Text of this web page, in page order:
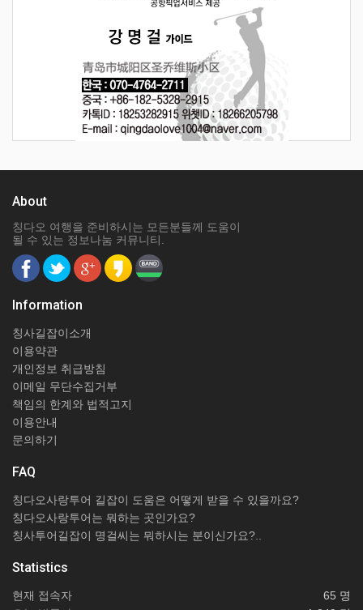
About
칭다오 여행을 준비하시는 모든분들께 도움이
될 수 있는 정보나눔 커뮤니티.
Information
칭사길잡이소개
이용약관
개인정보 취급방침
이메일 무단수집거부
책임의 한계와 법적고지
이용안내
문의하기
FAQ
칭다오사랑투어 길잡이 도움은 어떻게 받을 수 있을까요?
칭다오사랑투어는 뭐하는 곳인가요?
칭사투어길잡이 명걸씨는 뭐하시는 분이신가요?..
Statistics
현재 접속자
65 명